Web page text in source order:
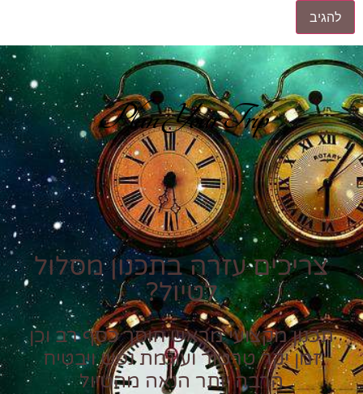
Plan Your Trip
צריכים עזרה בתכנון מסלול
לטיול?
תכנון מקצועי מראש חוסך כסף רב וכן
זמן יקר טרטור ועוגמת נפש ויבטיח
הרבה יותר הנאה מהטיול